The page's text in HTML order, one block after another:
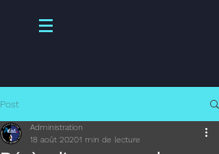
Post
Administration
18 août 20201 min de lecture